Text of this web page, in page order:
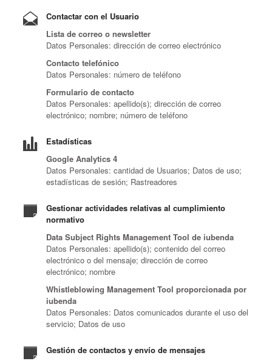
Contactar con el Usuario
Lista de correo o newsletter
Datos Personales: dirección de correo electrónico
Contacto telefónico
Datos Personales: número de teléfono
Formulario de contacto
Datos Personales: apellido(s); dirección de correo
electrónico; nombre; número de teléfono
Estadísticas
Google Analytics 4
Datos Personales: cantidad de Usuarios; Datos de uso;
estadísticas de sesión; Rastreadores
Gestionar actividades relativas al cumplimiento
normativo
Data Subject Rights Management Tool de iubenda
Datos Personales: apellido(s); contenido del correo
electrónico o del mensaje; dirección de correo
electrónico; nombre
Whistleblowing Management Tool proporcionada por
iubenda
Datos Personales: Datos comunicados durante el uso del
servicio; Datos de uso
Gestión de contactos y envío de mensajes